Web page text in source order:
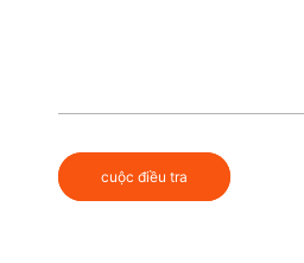
cuộc điều tra